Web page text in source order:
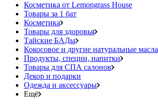
Косметика от Lemongrass House
Товары за 1 бат
Косметика
Товары для здоровья
Тайские БАДы
Кокосовое и другие натуральные масла
Продукты, специи, напитки
Товары для СПА салонов
Декор и подарки
Одежда и аксессуары
Ещё